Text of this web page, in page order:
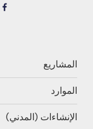
المشاريع
الموارد
الإنشاءات (المدني)